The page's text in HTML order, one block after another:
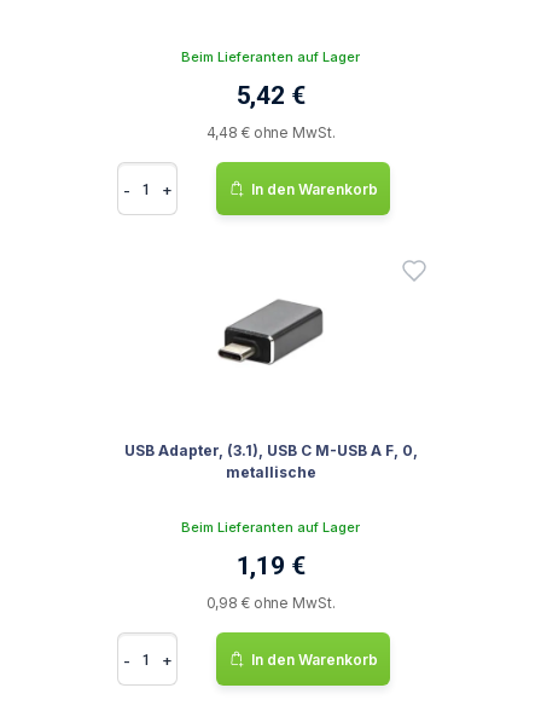
Beim Lieferanten auf Lager
5,42 €
4,48 € ohne MwSt.
- + In den Warenkorb
USB Adapter, (3.1), USB C M-USB A F, 0,
metallische
Beim Lieferanten auf Lager
1,19 €
0,98 € ohne MwSt.
- + In den Warenkorb